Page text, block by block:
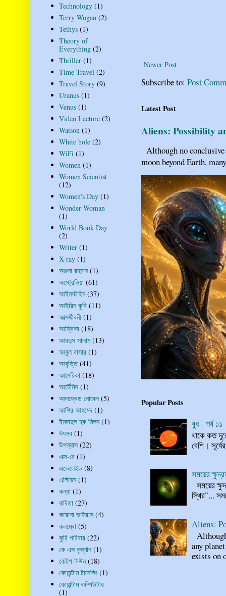
Newer Post
Subscribe to: Post
Latest Post
Aliens: Possibility
Although no
moon beyond Earth,
Popular Posts
বুধ - পর্ব ১১
থাকে কত
বেশি।
সময়ের
সময়ের
স্থির"...
Aliens:
any
exists on
Technology (1)
Terry Wogan (2)
Tethys (1)
Theory of
Everything (2)
Thriller (1)
Time Travel (2)
Travel Story (9)
Uranus (1)
Venus (1)
Video Lecture (2)
Watson (1)
White hole (2)
WiFi (1)
Women (1)
Women Scientist
(12)
Women's Day (1)
Wonder Woman
(1)
World Book Day
(2)
Writer (1)
X-ray (1)
অঞ্জনা রহমান (1)
অস্ট্রেলিয়া (61)
আইনস্টাইন (37)
আইরিন কুরি (11)
আত্মজীবনী (1)
আফ্রিকা (18)
আবদুস সালাম (13)
আবুল বাসার (1)
আবৃত্তি (41)
আমেরিকা (18)
আর্টেমিস (1)
আলফ্রেড নোবেল (5)
আশির আহমেদ (1)
ইমদাদুল হক মিলন (1)
উৎসব (1)
উপন্যাস (22)
এক্স-রে (1)
এডেলেইড (8)
এলিয়েন (1)
কন্যা (1)
কবিতা (27)
করোনা ভাইরাস (4)
কলম্বো (5)
কুরি পরিবার (22)
কে এস কৃষ্ণান (1)
কেইপ টাউন (18)
কোয়ান্টাম টানেলিং (1)
কোয়ান্টাম কম্পিউটার
(1)